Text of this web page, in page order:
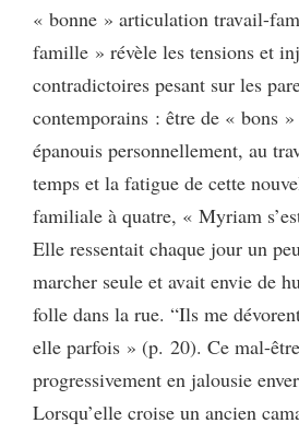
« bonne » articulation travail-
famille » révèle les tensions et
contradictoires pesant sur les
contemporains : être de « bons
épanouis personnellement, au
temps et la fatigue de cette
familiale à quatre, « Myriam
Elle ressentait chaque jour un
marcher seule et avait envie de
folle dans la rue. “Ils me
elle parfois » (p. 20). Ce mal-
progressivement en jalousie
Lorsqu’elle croise un ancien